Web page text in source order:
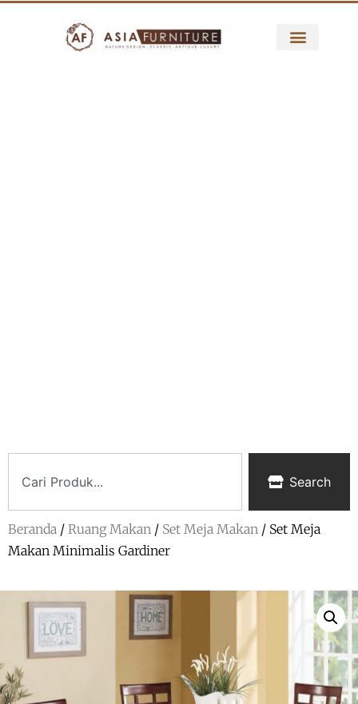
Search
Beranda / Ruang Makan / Set Meja Makan / Set Meja
Makan Minimalis Gardiner